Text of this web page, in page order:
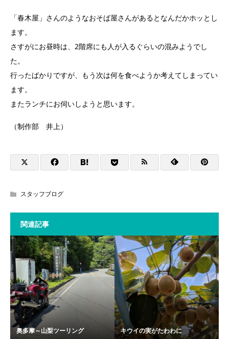
「春木屋」さんのようなおそば屋さんがあるとなんだかホッとし
ます。
さすがにお昼時は、2階席にも人が入るぐらいの混みようでし
た。
行ったばかりですが、もう次は何を食べようか考えてしまってい
ます。
またランチにお伺いしようと思います。
（制作部 井上）
スタッフブログ
関連記事
奥多摩～山梨ツーリング キウイの実がたわわに